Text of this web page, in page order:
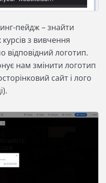
пейдж – знайти
з вивчення
відповідний логотип.
нам змінити логотип
сайт і лого